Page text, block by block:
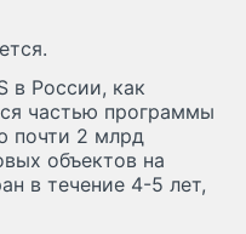
в России, как
частью программы
почти 2 млрд
объектов на
в течение 4-5 лет,